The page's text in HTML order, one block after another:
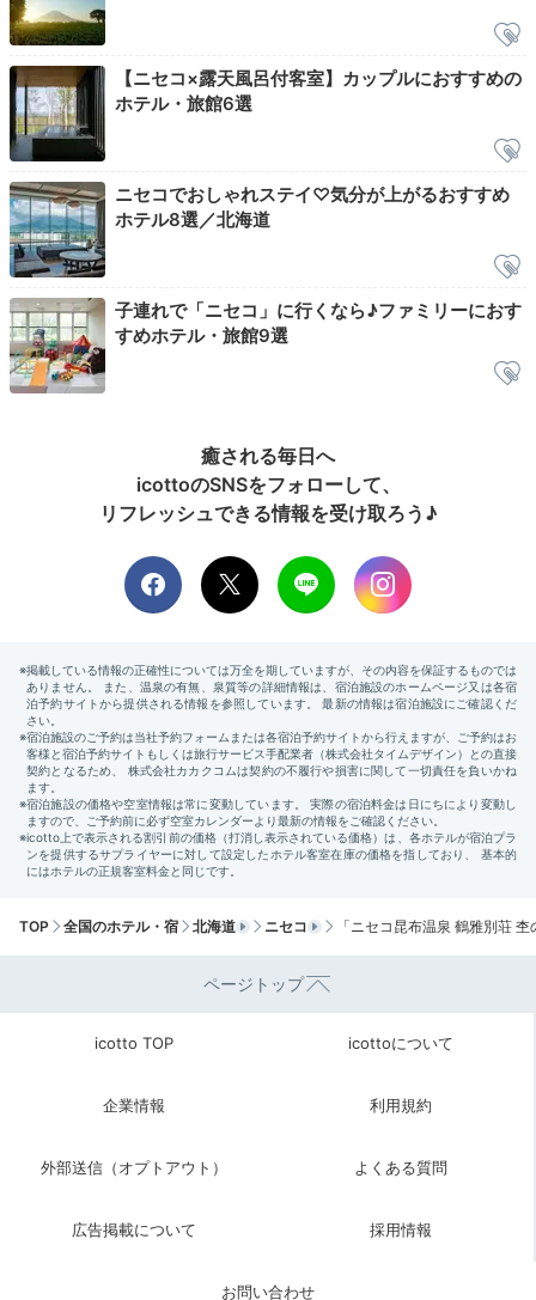
デッキテラス
「ニセコアンベツ川」を眼下に望むテラスでほっこり足
湯タイム。鮮やかな桜やもみじを眺めながら滝の音に耳
を澄まし、温まる時間はまさに至福。マイナスイオンを
たっぷり浴びて爽やかな朝を迎えられそうですね。
maa__ruu__00
部屋に大きな窓があり、そこから川を一望できる作りになっていま
ーヒーは最高でした。
Breakfast
08:00
滋味たっぷりの朝食で
お腹と心を満たして
朝食はボリュームたっぷりの和定食。朝の光が差し込む
う。季節の地の食材はお腹も心も満たしてくれます。
【ニセコ×露天風呂付客室】カップルにおすすめの
ホテル・旅館6選
ニセコでおしゃれステイ♡気分が上がるおすすめ
ホテル8選／北海道
子連れで「ニセコ」に行くなら♪ファミリーにおす
すめホテル・旅館9選
癒される毎日へ
icottoのSNSをフォローして、
リフレッシュできる情報を受け取ろう♪
TOP 全国のホテル・宿 北海道 ニセコ 「ニセコ昆布温泉 鶴雅別荘
ページトップ
icotto TOP icottoについて
企業情報 利用規約
外部送信（オプトアウト） よくある質問
広告掲載について 採用情報
お問い合わせ